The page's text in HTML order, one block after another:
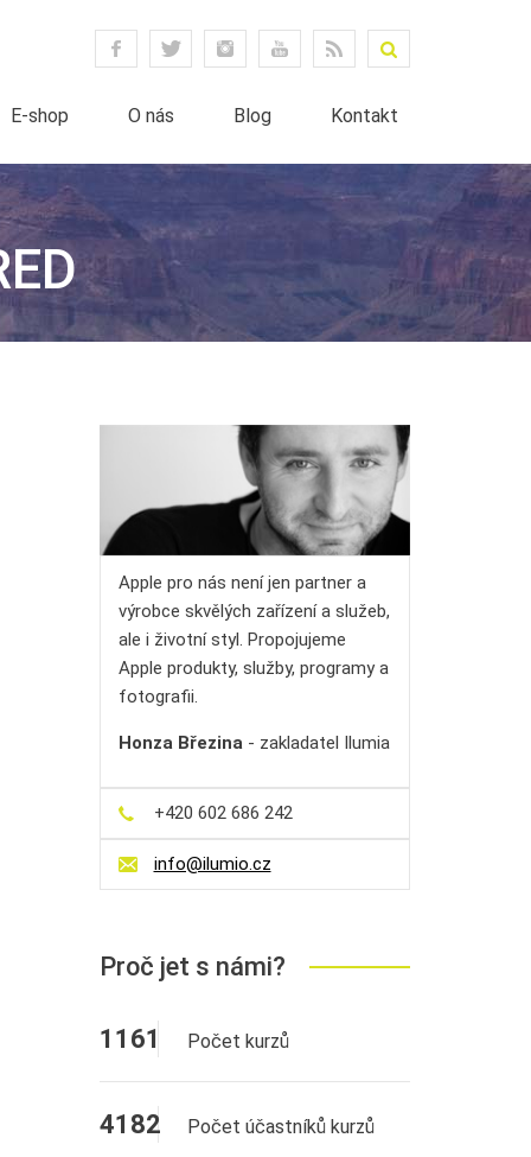
E-shop O nás Blog Kontakt
Apple pro nás není jen partner a
výrobce skvělých zařízení a služeb,
ale i životní styl. Propojujeme
Apple produkty, služby, programy a
fotografii.
Honza Březina- zakladatel Ilumia
+420 602 686 242
info@ilumio.cz
Proč jet s námi?
1161 Počet kurzů
4182 Počet účastníků kurzů